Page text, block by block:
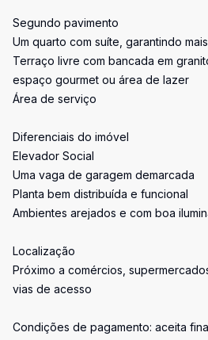
Segundo pavimento
Um quarto com suíte, garantindo
Terraço livre com bancada em
espaço gourmet ou área de lazer
Área de serviço
Diferenciais do imóvel
Elevador Social
Uma vaga de garagem demarcada
Planta bem distribuída e funcional
Ambientes arejados e com boa
Localização
Próximo a comércios,
vias de acesso
Condições de pagamento: aceita